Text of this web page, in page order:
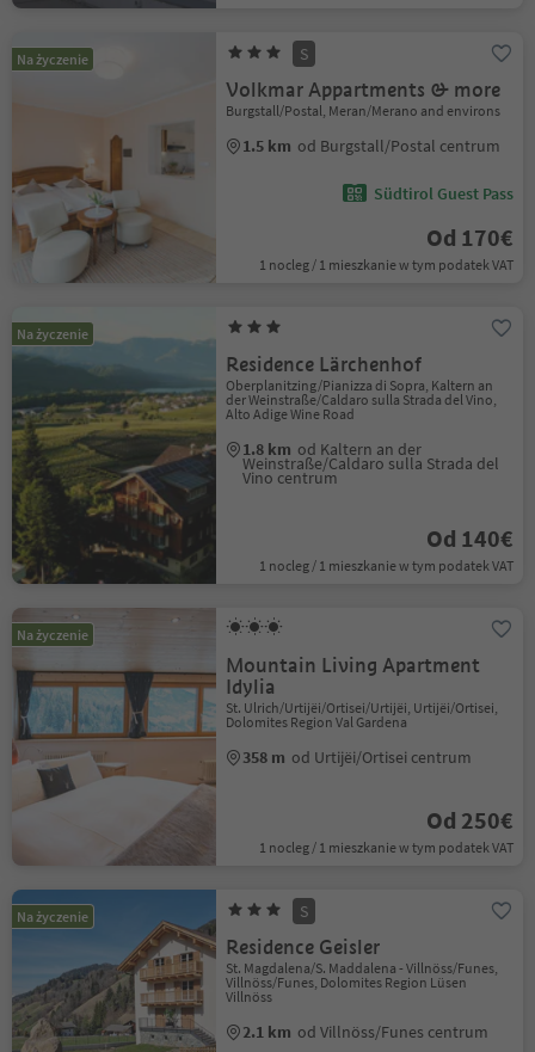
Na życzenie S
Volkmar Appartments & more
Burgstall/Postal, Meran/Merano and environs
1.5 km od Burgstall/Postal centrum
Südtirol Guest Pass
Od 170€
1 nocleg / 1 mieszkanie w tym podatek VAT
Na życzenie
Residence Lärchenhof
Oberplanitzing/Pianizza di Sopra, Kaltern an
der Weinstraße/Caldaro sulla Strada del Vino,
Alto Adige Wine Road
1.8 km od Kaltern an der
Weinstraße/Caldaro sulla Strada del
Vino centrum
Od 140€
1 nocleg / 1 mieszkanie w tym podatek VAT
Na życzenie
Mountain Living Apartment
Idylia
St. Ulrich/Urtijëi/Ortisei/Urtijëi, Urtijëi/Ortisei,
Dolomites Region Val Gardena
358 m od Urtijëi/Ortisei centrum
Od 250€
1 nocleg / 1 mieszkanie w tym podatek VAT
Na życzenie S
Residence Geisler
St. Magdalena/S. Maddalena - Villnöss/Funes,
Villnöss/Funes, Dolomites Region Lüsen
Villnöss
2.1 km od Villnöss/Funes centrum